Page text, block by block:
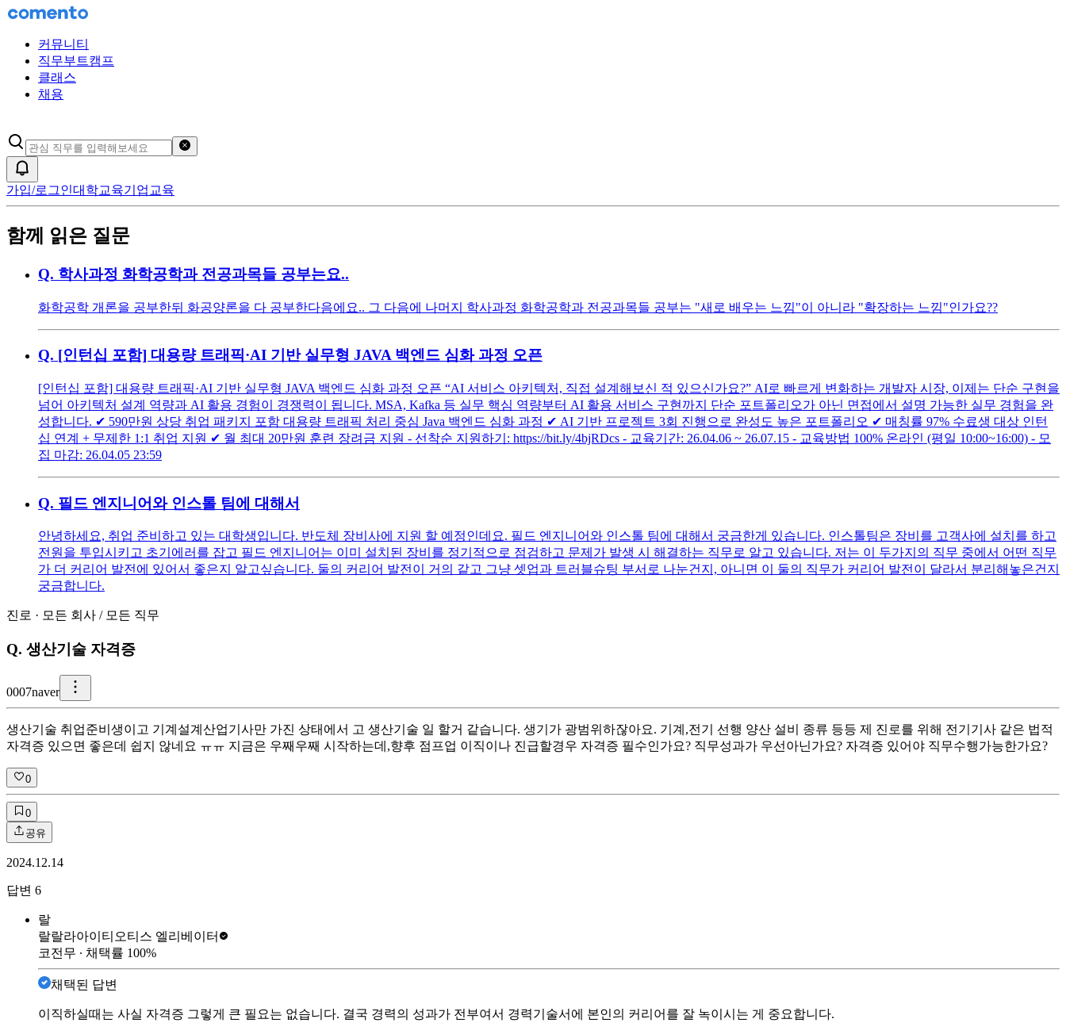
커뮤니티
직무부트캠프
클래스
채용
가입/로그인대학교육기업교육
함께 읽은 질문
Q. 학사과정 화학공학과 전공과목들 공부는요..
화학공학 개론을 공부한뒤 화공양론을 다 공부한다음에요.. 그 다음에 나머지 학사과정 화학공학과 전공과목들 공부는 "새로 배우는 느낌"이 아니라 "확장하는 느낌"인가요??
Q. [인턴십 포함] 대용량 트래픽·AI 기반 실무형 JAVA 백엔드 심화 과정 오픈
[인턴십 포함] 대용량 트래픽·AI 기반 실무형 JAVA 백엔드 심화 과정 오픈 “AI 서비스 아키텍처, 직접 설계해보신 적 있으신가요?” AI로 빠르게 변화하는 개발자 시장, 이제는 단순 구현을
넘어 아키텍처 설계 역량과 AI 활용 경험이 경쟁력이 됩니다. MSA, Kafka 등 실무 핵심 역량부터 AI 활용 서비스 구현까지 단순 포트폴리오가 아닌 면접에서 설명 가능한 실무 경험을 완
성합니다. ✔︎ 590만원 상당 취업 패키지 포함 대용량 트래픽 처리 중심 Java 백엔드 심화 과정 ✔︎ AI 기반 프로젝트 3회 진행으로 완성도 높은 포트폴리오 ✔︎ 매칭률 97% 수료생 대상 인턴
십 연계 + 무제한 1:1 취업 지원 ✔︎ 월 최대 20만원 훈련 장려금 지원 - 선착순 지원하기: https://bit.ly/4bjRDcs - 교육기간: 26.04.06 ~ 26.07.15 - 교육방법 100% 온라인 (평일 10:00~16:00) - 모
집 마감: 26.04.05 23:59
Q. 필드 엔지니어와 인스톨 팀에 대해서
안녕하세요, 취업 준비하고 있는 대학생입니다. 반도체 장비사에 지원 할 예정인데요. 필드 엔지니어와 인스톨 팀에 대해서 궁금한게 있습니다. 인스톨팀은 장비를 고객사에 설치를 하고
전원을 투입시키고 초기에러를 잡고 필드 엔지니어는 이미 설치된 장비를 정기적으로 점검하고 문제가 발생 시 해결하는 직무로 알고 있습니다. 저는 이 두가지의 직무 중에서 어떤 직무
가 더 커리어 발전에 있어서 좋은지 알고싶습니다. 둘의 커리어 발전이 거의 같고 그냥 셋업과 트러블슈팅 부서로 나눈건지, 아니면 이 둘의 직무가 커리어 발전이 달라서 분리해놓은건지
궁금합니다.
진로 · 모든 회사 / 모든 직무
Q. 생산기술 자격증
0007naver
생산기술 취업준비생이고 기계설계산업기사만 가진 상태에서 고 생산기술 일 할거 같습니다. 생기가 광범위하잖아요. 기계,전기 선행 양산 설비 종류 등등 제 진로를 위해 전기기사 같은 법적
자격증 있으면 좋은데 쉽지 않네요 ㅠㅠ 지금은 우째우째 시작하는데,향후 점프업 이직이나 진급할경우 자격증 필수인가요? 직무성과가 우선아닌가요? 자격증 있어야 직무수행가능한가요?
0
0
공유
2024.12.14
답변 6
랄
랄랄라아이티 오티스 엘리베이터
코전무 ∙ 채택률 100%
채택된 답변
이직하실때는 사실 자격증 그렇게 큰 필요는 없습니다. 결국 경력의 성과가 전부여서 경력기술서에 본인의 커리어를 잘 녹이시는 게 중요합니다.